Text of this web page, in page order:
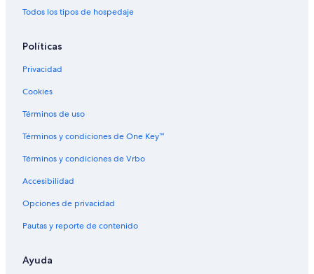
Todos los tipos de hospedaje
Políticas
Privacidad
Cookies
Términos de uso
Términos y condiciones de One Key™
Términos y condiciones de Vrbo
Accesibilidad
Opciones de privacidad
Pautas y reporte de contenido
Ayuda